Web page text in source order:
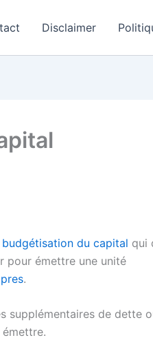
Disclaimer
budgétisation du capital qui
pour émettre une unité
.
supplémentaires de dette
émettre.